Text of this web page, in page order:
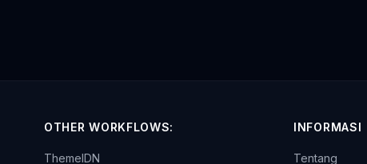
OTHER WORKFLOWS:
ThemeIDN
INFORMASI
Tentang